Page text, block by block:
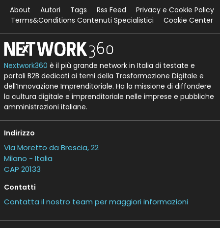
About Autori Tags Rss Feed
Privacy e Cookie Policy
Terms&Conditions Contenuti Specialistici
Cookie Center
Nextwork360 è il più grande network in Italia di testate e
portali B2B dedicati ai temi della Trasformazione Digitale e
dell’Innovazione Imprenditoriale. Ha la missione di diffondere
la cultura digitale e imprenditoriale nelle imprese e pubbliche
amministrazioni italiane.
Indirizzo
Via Moretto da Brescia, 22
Milano - Italia
CAP 20133
Contatti
Contatta il nostro team per maggiori informazioni